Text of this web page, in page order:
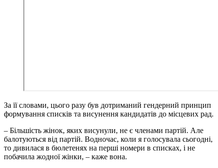
За її словами, цього разу був дотриманий гендерний принцип
формування списків та висунення кандидатів до місцевих рад.
– Більшість жінок, яких висунули, не є членами партій. Але
балотуються від партій. Водночас, коли я голосувала сьогодні,
то дивилася в бюлетенях на перші номери в списках, і не
побачила жодної жінки, – каже вона.